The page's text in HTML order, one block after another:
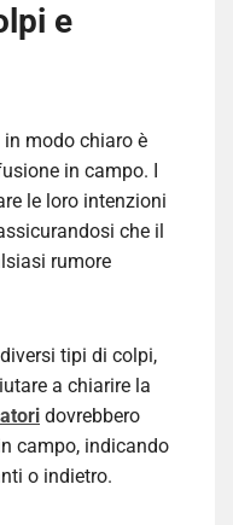
e
modo chiaro è
in campo. I
le loro intenzioni
che il
rumore
tipi di colpi,
a chiarire la
dovrebbero
campo, indicando
o indietro.